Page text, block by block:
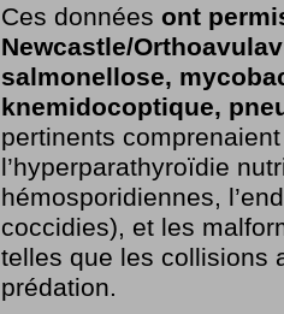
Ces données ont
Newcastle/
salmonellose,
knemidocoptique,
pertinents
l’hyperparathyroïdie
hémosporidiennes,
coccidies), et les
telles que les collisions
prédation.